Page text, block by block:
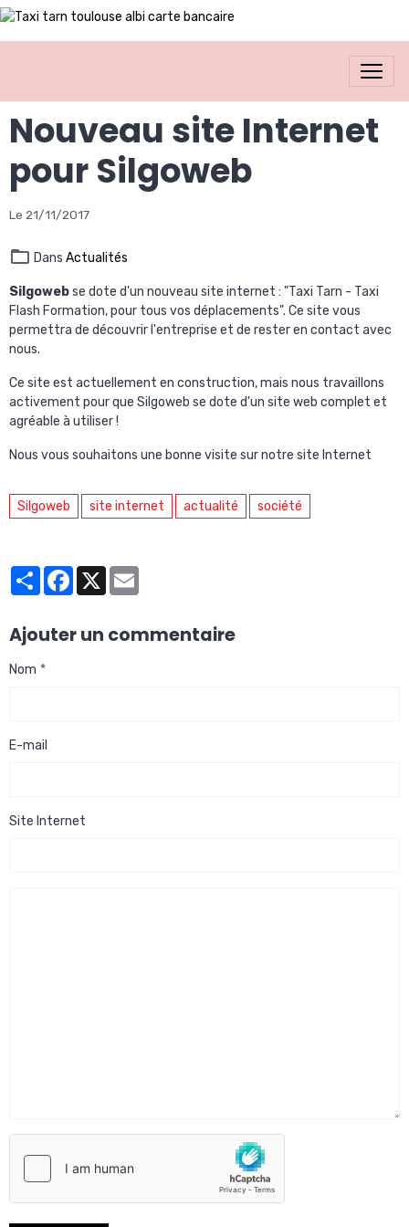
Nouveau site Internet
pour Silgoweb
Le 21/11/2017
Dans Actualités
Silgowebse dote d'un nouveau site internet : "Taxi Tarn - Taxi
Flash Formation, pour tous vos déplacements". Ce site vous
permettra de découvrir l'entreprise et de rester en contact avec
nous.
Ce site est actuellement en construction, mais nous travaillons
activement pour que Silgoweb se dote d'un site web complet et
agréable à utiliser !
Nous vous souhaitons une bonne visite sur notre site Internet
Silgoweb site internet actualité société
PartagerFacebook
X
Ajouter un commentaire
Nom
E-mail
Site Internet